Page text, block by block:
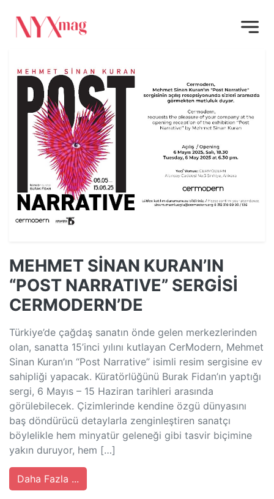
MEHMET SİNAN KURAN’IN
“POST NARRATIVE” SERGİSİ
CERMODERN’DE
Türkiye’de çağdaş sanatın önde gelen merkezlerinden
olan, sanatta 15’inci yılını kutlayan CerModern, Mehmet
Sinan Kuran’ın “Post Narrative” isimli resim sergisine ev
sahipliği yapacak. Küratörlüğünü Burak Fidan’ın yaptığı
sergi, 6 Mayıs – 15 Haziran tarihleri arasında
görülebilecek. Çizimlerinde kendine özgü dünyasını
baş döndürücü detaylarla zenginleştiren sanatçı
böylelikle hem minyatür geleneği gibi tasvir biçimine
yakın duruyor, hem […]
Daha Fazla ...